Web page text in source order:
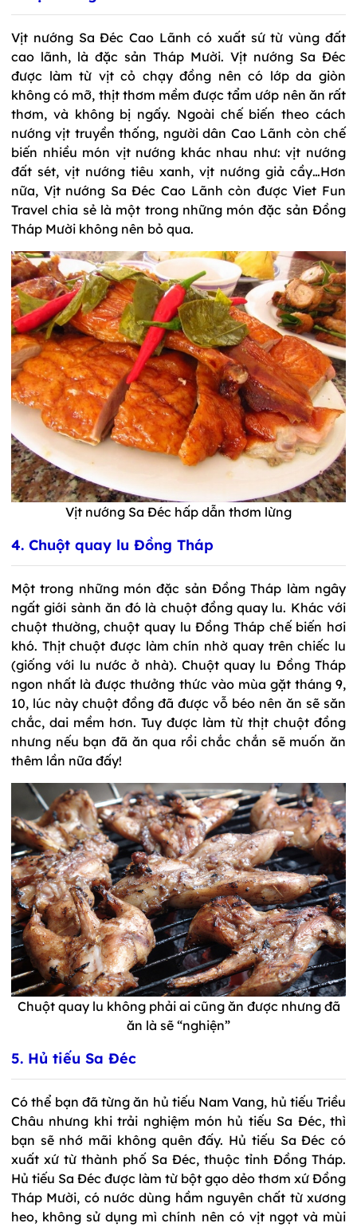
Vịt nướng Sa Đéc Cao Lãnh có xuất sứ từ vùng đất
cao lãnh, là đặc sản Tháp Mười. Vịt nướng Sa Đéc
được làm từ vịt cỏ chạy đồng nên có lớp da giòn
không có mỡ, thịt thơm mềm được tẩm ướp nên ăn rất
thơm, và không bị ngấy. Ngoài chế biến theo cách
nướng vịt truyền thống, người dân Cao Lãnh còn chế
biến nhiều món vịt nướng khác nhau như: vịt nướng
đất sét, vịt nướng tiêu xanh, vịt nướng giả cầy…Hơn
nữa, Vịt nướng Sa Đéc Cao Lãnh còn được Viet Fun
Travel chia sẻ là một trong những món đặc sản Đồng
Tháp Mười không nên bỏ qua.
Vịt nướng Sa Đéc hấp dẫn thơm lừng
4. Chuột quay lu Đồng Tháp
Một trong những món đặc sản Đồng Tháp làm ngây
ngất giới sành ăn đó là chuột đồng quay lu. Khác với
chuột thường, chuột quay lu Đồng Tháp chế biến hơi
khó. Thịt chuột được làm chín nhờ quay trên chiếc lu
(giống với lu nước ở nhà). Chuột quay lu Đồng Tháp
ngon nhất là được thưởng thức vào mùa gặt tháng 9,
10, lúc này chuột đồng đã được vỗ béo nên ăn sẽ săn
chắc, dai mềm hơn. Tuy được làm từ thịt chuột đồng
nhưng nếu bạn đã ăn qua rồi chắc chắn sẽ muốn ăn
thêm lần nữa đấy!
Chuột quay lu không phải ai cũng ăn được nhưng đã
ăn là sẽ “nghiện”
5. Hủ tiếu Sa Đéc
Có thể bạn đã từng ăn hủ tiếu Nam Vang, hủ tiếu Triều
Châu nhưng khi trải nghiệm món hủ tiếu Sa Đéc, thì
bạn sẽ nhớ mãi không quên đấy. Hủ tiếu Sa Đéc có
xuất xứ từ thành phố Sa Đéc, thuộc tỉnh Đồng Tháp.
Hủ tiếu Sa Đéc được làm từ bột gạo dẻo thơm xứ Đồng
Tháp Mười, có nước dùng hầm nguyên chất từ xương
heo, không sử dụng mì chính nên có vịt ngọt và mùi